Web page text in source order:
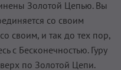
Золотой Цепью. Вы
со своим
своим, и так до тех пор,
с Бесконечностью. Гуру
по Золотой Цепи.